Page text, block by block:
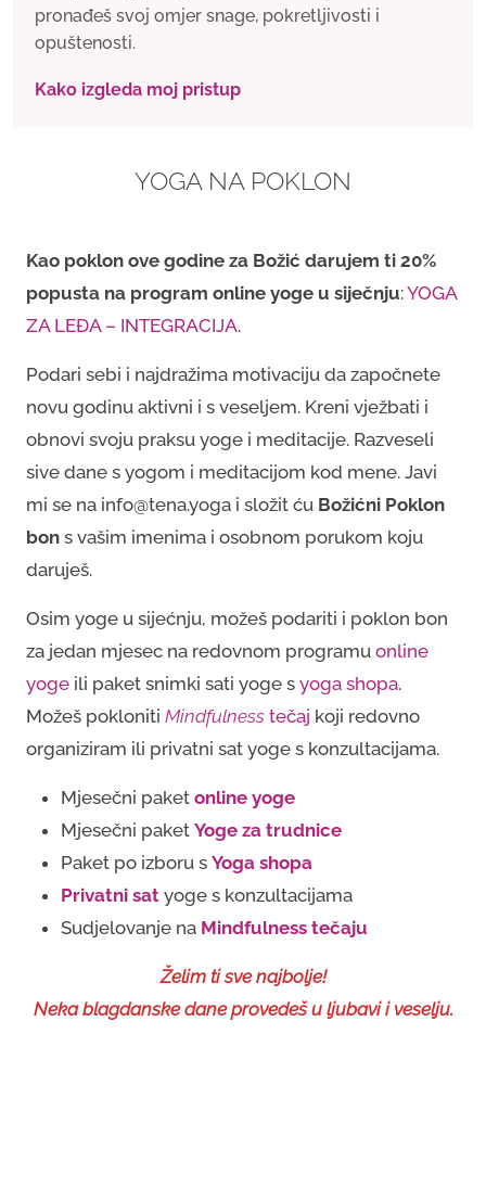
pronađeš svoj omjer snage, pokretljivosti i
opuštenosti.
Kako izgleda moj pristup
YOGA NA POKLON
Kao poklon ove godine za Božić darujem ti 20%
popusta na program online yoge u siječnju:YOGA
ZA LEĐA – INTEGRACIJA.
Podari sebi i najdražima motivaciju da započnete
novu godinu aktivni i s veseljem. Kreni vježbati i
obnovi svoju praksu yoge i meditacije. Razveseli
sive dane s yogom i meditacijom kod mene. Javi
mi se na info@tena.yoga i složit ću Božićni Poklon
bon s vašim imenima i osobnom porukom koju
daruješ.
Osim yoge u sijećnju, možeš podariti i poklon bon
za jedan mjesec na redovnom programu online
yoge ili paket snimki sati yoge s yoga shopa.
Možeš pokloniti Mindfulness tečaj koji redovno
organiziram ili privatni sat yoge s konzultacijama.
Mjesečni paket online yoge
Mjesečni paket Yoge za trudnice
Paket po izboru s Yoga shopa
Privatni sat yoge s konzultacijama
Sudjelovanje na Mindfulness tečaju
Želim ti sve najbolje!
Neka blagdanske dane provedeš u ljubavi i veselju.